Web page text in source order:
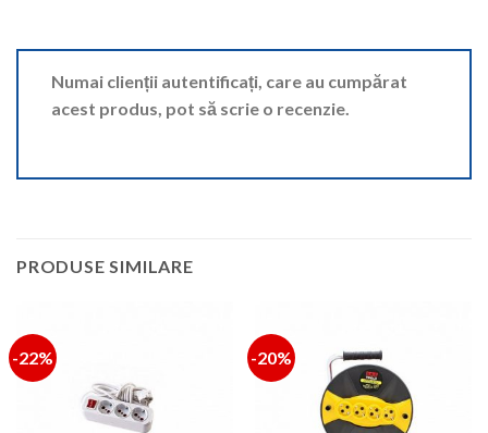
Numai clienții autentificați, care au cumpărat
acest produs, pot să scrie o recenzie.
PRODUSE SIMILARE
-22% -20%